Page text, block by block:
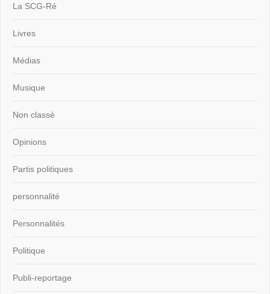
La SCG-Ré
Livres
Médias
Musique
Non classé
Opinions
Partis politiques
personnalité
Personnalités
Politique
Publi-reportage